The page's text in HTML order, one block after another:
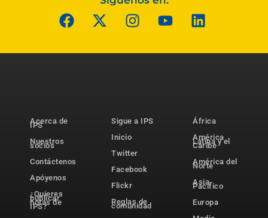
Acerca de
IPS
Nuestros
socios
Contáctenos
Apóyenos
¿Quieres
publicar
notas de
IPS?
Sigue a IPS
Inicio
Twitter
Facebook
Flickr
Reglas de
comunidad
África
América
Latina y el
Caribe
América del
Norte
Asia-
Pacífico
Europa